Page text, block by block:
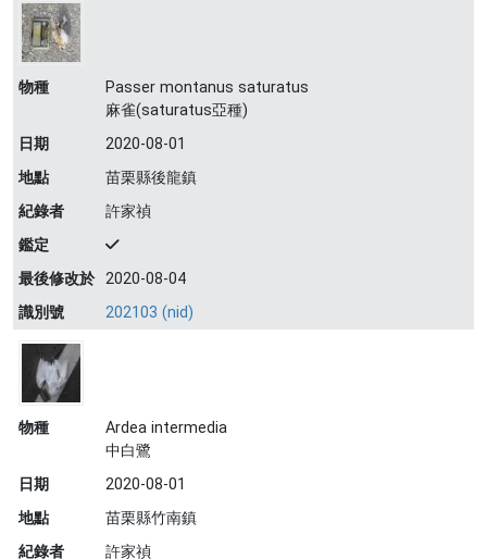
物種
Passer montanus saturatus
麻雀(saturatus亞種)
日期
2020-08-01
地點
苗栗縣後龍鎮
紀錄者
許家禎
鑑定
最後修改於 2020-08-04
識別號
202103 (nid)
物種
Ardea intermedia
中白鷺
日期
2020-08-01
地點
苗栗縣竹南鎮
紀錄者
許家禎